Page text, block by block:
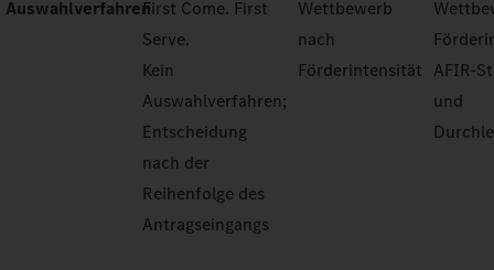
AuswahlverfahrenFirst Come. First
Serve.
Kein
Auswahlverfahren;
Entscheidung
nach der
Reihenfolge des
Antragseingangs
Wettbewerb
nach
Förderintensität AFIR-
und